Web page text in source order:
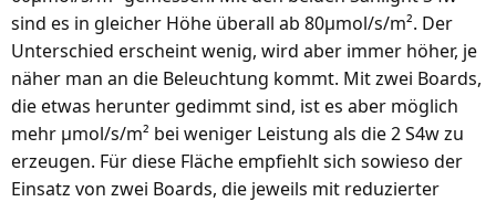
sind es in gleicher Höhe überall ab 80µmol/s/m². Der
Unterschied erscheint wenig, wird aber immer höher, je
näher man an die Beleuchtung kommt. Mit zwei Boards,
die etwas herunter gedimmt sind, ist es aber möglich
mehr µmol/s/m² bei weniger Leistung als die 2 S4w zu
erzeugen. Für diese Fläche empfiehlt sich sowieso der
Einsatz von zwei Boards, die jeweils mit reduzierter